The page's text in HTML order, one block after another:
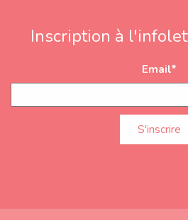
Inscription à
Email*